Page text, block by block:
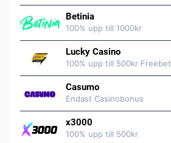
Betinia
100% upp till 1000kr
Lucky Casino
100% upp till 500kr Freebet
Casumo
Endast Casinobonus
x3000
100% upp till 500kr